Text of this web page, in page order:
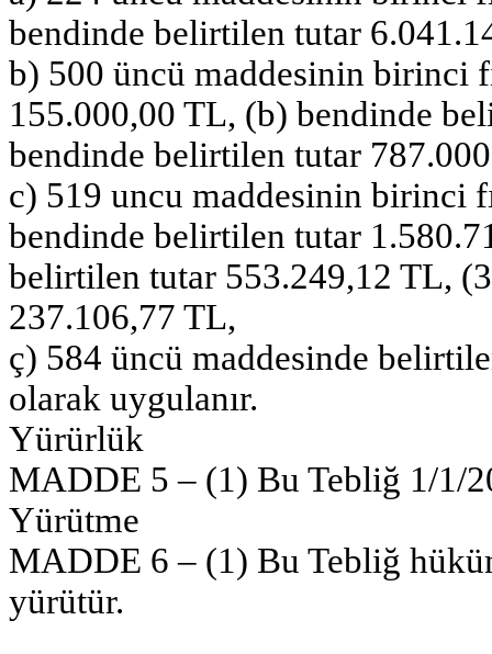
bendinde belirtilen tutar
b) 500 üncü maddesinin birinci
155.000,00 TL, (b) bendinde
bendinde belirtilen tutar
c) 519 uncu maddesinin birinci
bendinde belirtilen tutar
belirtilen tutar 553.249,12 TL,
237.106,77 TL,
ç) 584 üncü maddesinde
olarak uygulanır.
Yürürlük
MADDE 5 – (1) Bu Tebliğ 1/1/
Yürütme
MADDE 6 – (1) Bu Tebliğ
yürütür.